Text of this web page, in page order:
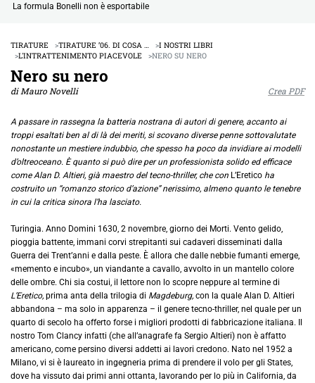
La formula Bonelli non è esportabile
TIRATURE TIRATURE ’06. DI COSA …
I NOSTRI LIBRI
L'INTRATTENIMENTO PIACEVOLE
NERO SU NERO
Nero su nero
di Mauro Novelli Crea PDF
A passare in rassegna la batteria nostrana di autori di genere, accanto ai
troppi esaltati ben al di là dei meriti, si scovano diverse penne sottovalutate
nonostante un mestiere indubbio, che spesso ha poco da invidiare ai modelli
d’oltreoceano. È quanto si può dire per un professionista solido ed efficace
come Alan D. Altieri, già maestro del tecno-thriller, che con L’Eretico ha
costruito un “romanzo storico d’azione” nerissimo, almeno quanto le tenebre
in cui la critica sinora l’ha lasciato.
Turingia. Anno Domini 1630, 2 novembre, giorno dei Morti. Vento gelido,
pioggia battente, immani corvi strepitanti sui cadaveri disseminati dalla
Guerra dei Trent’anni e dalla peste. È allora che dalle nebbie fumanti emerge,
«memento e incubo», un viandante a cavallo, avvolto in un mantello colore
delle ombre. Chi sia costui, il lettore non lo scopre neppure al termine di
L’Eretico, prima anta della trilogia di Magdeburg, con la quale Alan D. Altieri
abbandona – ma solo in apparenza – il genere tecno-thriller, nel quale per un
quarto di secolo ha offerto forse i migliori prodotti di fabbricazione italiana. Il
nostro Tom Clancy infatti (che all’anagrafe fa Sergio Altieri) non è affatto
americano, come persino diversi addetti ai lavori credono. Nato nel 1952 a
Milano, vi si è laureato in ingegneria prima di prendere il volo per gli States,
dove ha vissuto dai primi anni ottanta, lavorando per lo più in California, da